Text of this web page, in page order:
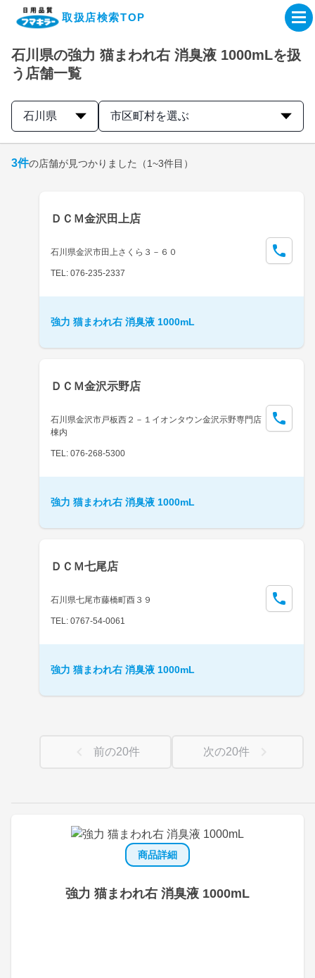
取扱店検索TOP
企業・IR情報サイト
製品情報サイト
取扱店検索はこちら
石川県の強力 猫まわれ右 消臭液 1000mLを扱
う店舗一覧
石川県 市区町村を選ぶ
商品詳細
強力 猫まわれ右 消臭液 1000mL
3件の店舗が見つかりました （1~3件目）
ＤＣＭ金沢田上店
石川県金沢市田上さくら３－６０
TEL: 076-235-2337
強力 猫まわれ右 消臭液 1000mL
ＤＣＭ金沢示野店
石川県金沢市戸板西２－１イオンタウン金沢示野専門店
棟内
TEL: 076-268-5300
強力 猫まわれ右 消臭液 1000mL
ＤＣＭ七尾店
石川県七尾市藤橋町酉３９
TEL: 0767-54-0061
強力 猫まわれ右 消臭液 1000mL
前の20件 次の20件